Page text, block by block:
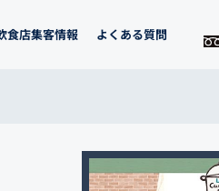
食店集客情報 よくある質問